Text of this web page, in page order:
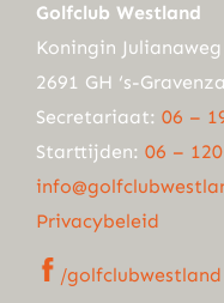
Golfclub Westland
Koningin
2691 GH ‘s-
Secretariaat: 06 –
Starttijden: 06 –
Privacybeleid
/golfclubwestland